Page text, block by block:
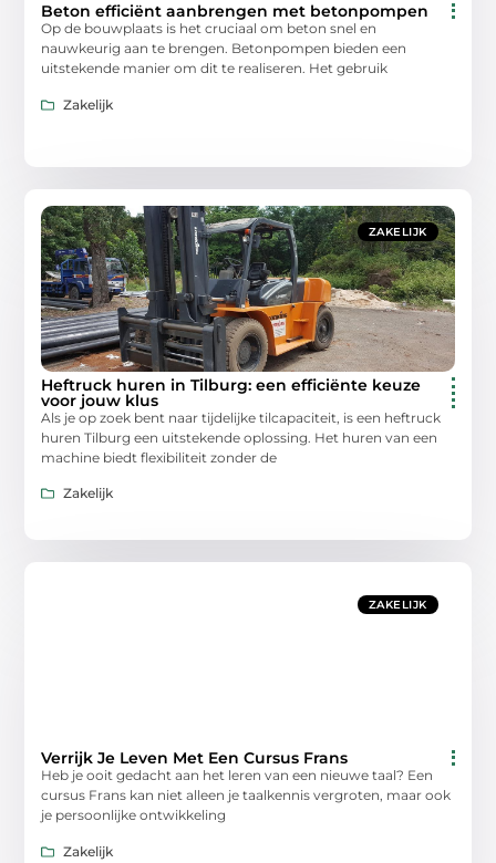
Beton efficiënt aanbrengen met betonpompen
Op de bouwplaats is het cruciaal om beton snel en
nauwkeurig aan te brengen. Betonpompen bieden een
uitstekende manier om dit te realiseren. Het gebruik
Zakelijk
ZAKELIJK
Heftruck huren in Tilburg: een efficiënte keuze
voor jouw klus
Als je op zoek bent naar tijdelijke tilcapaciteit, is een heftruck
huren Tilburg een uitstekende oplossing. Het huren van een
machine biedt flexibiliteit zonder de
Zakelijk
ZAKELIJK
Verrijk Je Leven Met Een Cursus Frans
Heb je ooit gedacht aan het leren van een nieuwe taal? Een
cursus Frans kan niet alleen je taalkennis vergroten, maar ook
je persoonlijke ontwikkeling
Zakelijk